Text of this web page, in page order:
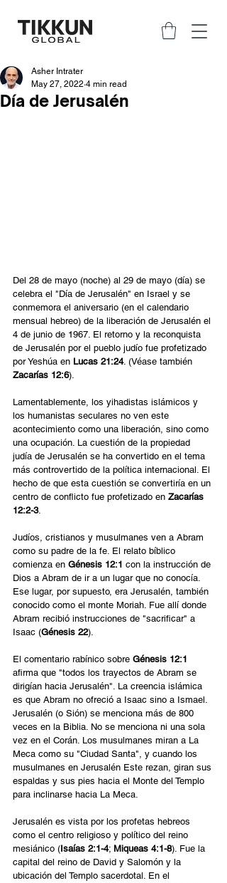
Día de Jerusalén
Asher Intrater
May 27, 2022 4 min read
Del 28 de mayo (noche) al 29 de mayo (día) se
celebra el "Día de Jerusalén" en Israel y se
conmemora el aniversario (en el calendario
mensual hebreo) de la liberación de Jerusalén el
4 de junio de 1967. El retorno y la reconquista
de Jerusalén por el pueblo judío fue profetizado
por Yeshúa en Lucas 21:24. (Véase también
Zacarías 12:6).
Lamentablemente, los yihadistas islámicos y
los humanistas seculares no ven este
acontecimiento como una liberación, sino como
una ocupación. La cuestión de la propiedad
judía de Jerusalén se ha convertido en el tema
más controvertido de la política internacional. El
hecho de que esta cuestión se convertiría en un
centro de conflicto fue profetizado en Zacarías
12:2-3.
Judíos, cristianos y musulmanes ven a Abram
como su padre de la fe. El relato bíblico
comienza en Génesis 12:1 con la instrucción de
Dios a Abram de ir a un lugar que no conocía.
Ese lugar, por supuesto, era Jerusalén, también
conocido como el monte Moriah. Fue allí donde
Abram recibió instrucciones de "sacrificar" a
Isaac (Génesis 22).
El comentario rabínico sobre Génesis 12:1
afirma que "todos los trayectos de Abram se
dirigían hacia Jerusalén". La creencia islámica
es que Abram no ofreció a Isaac sino a Ismael.
Jerusalén (o Sión) se menciona más de 800
veces en la Biblia. No se menciona ni una sola
vez en el Corán. Los musulmanes miran a La
Meca como su "Ciudad Santa", y cuando los
musulmanes en Jerusalén Este rezan, giran sus
espaldas y sus pies hacia el Monte del Templo
para inclinarse hacia La Meca.
Jerusalén es vista por los profetas hebreos
como el centro religioso y político del reino
mesiánico (Isaías 2:1-4; Miqueas 4:1-8). Fue la
capital del reino de David y Salomón y la
ubicación del Templo sacerdotal. En el